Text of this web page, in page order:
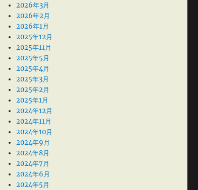
2026年3月
2026年2月
2026年1月
2025年12月
2025年11月
2025年5月
2025年4月
2025年3月
2025年2月
2025年1月
2024年12月
2024年11月
2024年10月
2024年9月
2024年8月
2024年7月
2024年6月
2024年5月